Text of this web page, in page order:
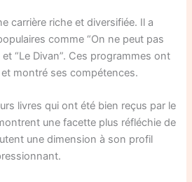
carrière riche et diversifiée. Il a
comme “On ne peut pas
“Le Divan”. Ces programmes ont
montré ses compétences.
livres qui ont été bien reçus par le
une facette plus réfléchie de
une dimension à son profil